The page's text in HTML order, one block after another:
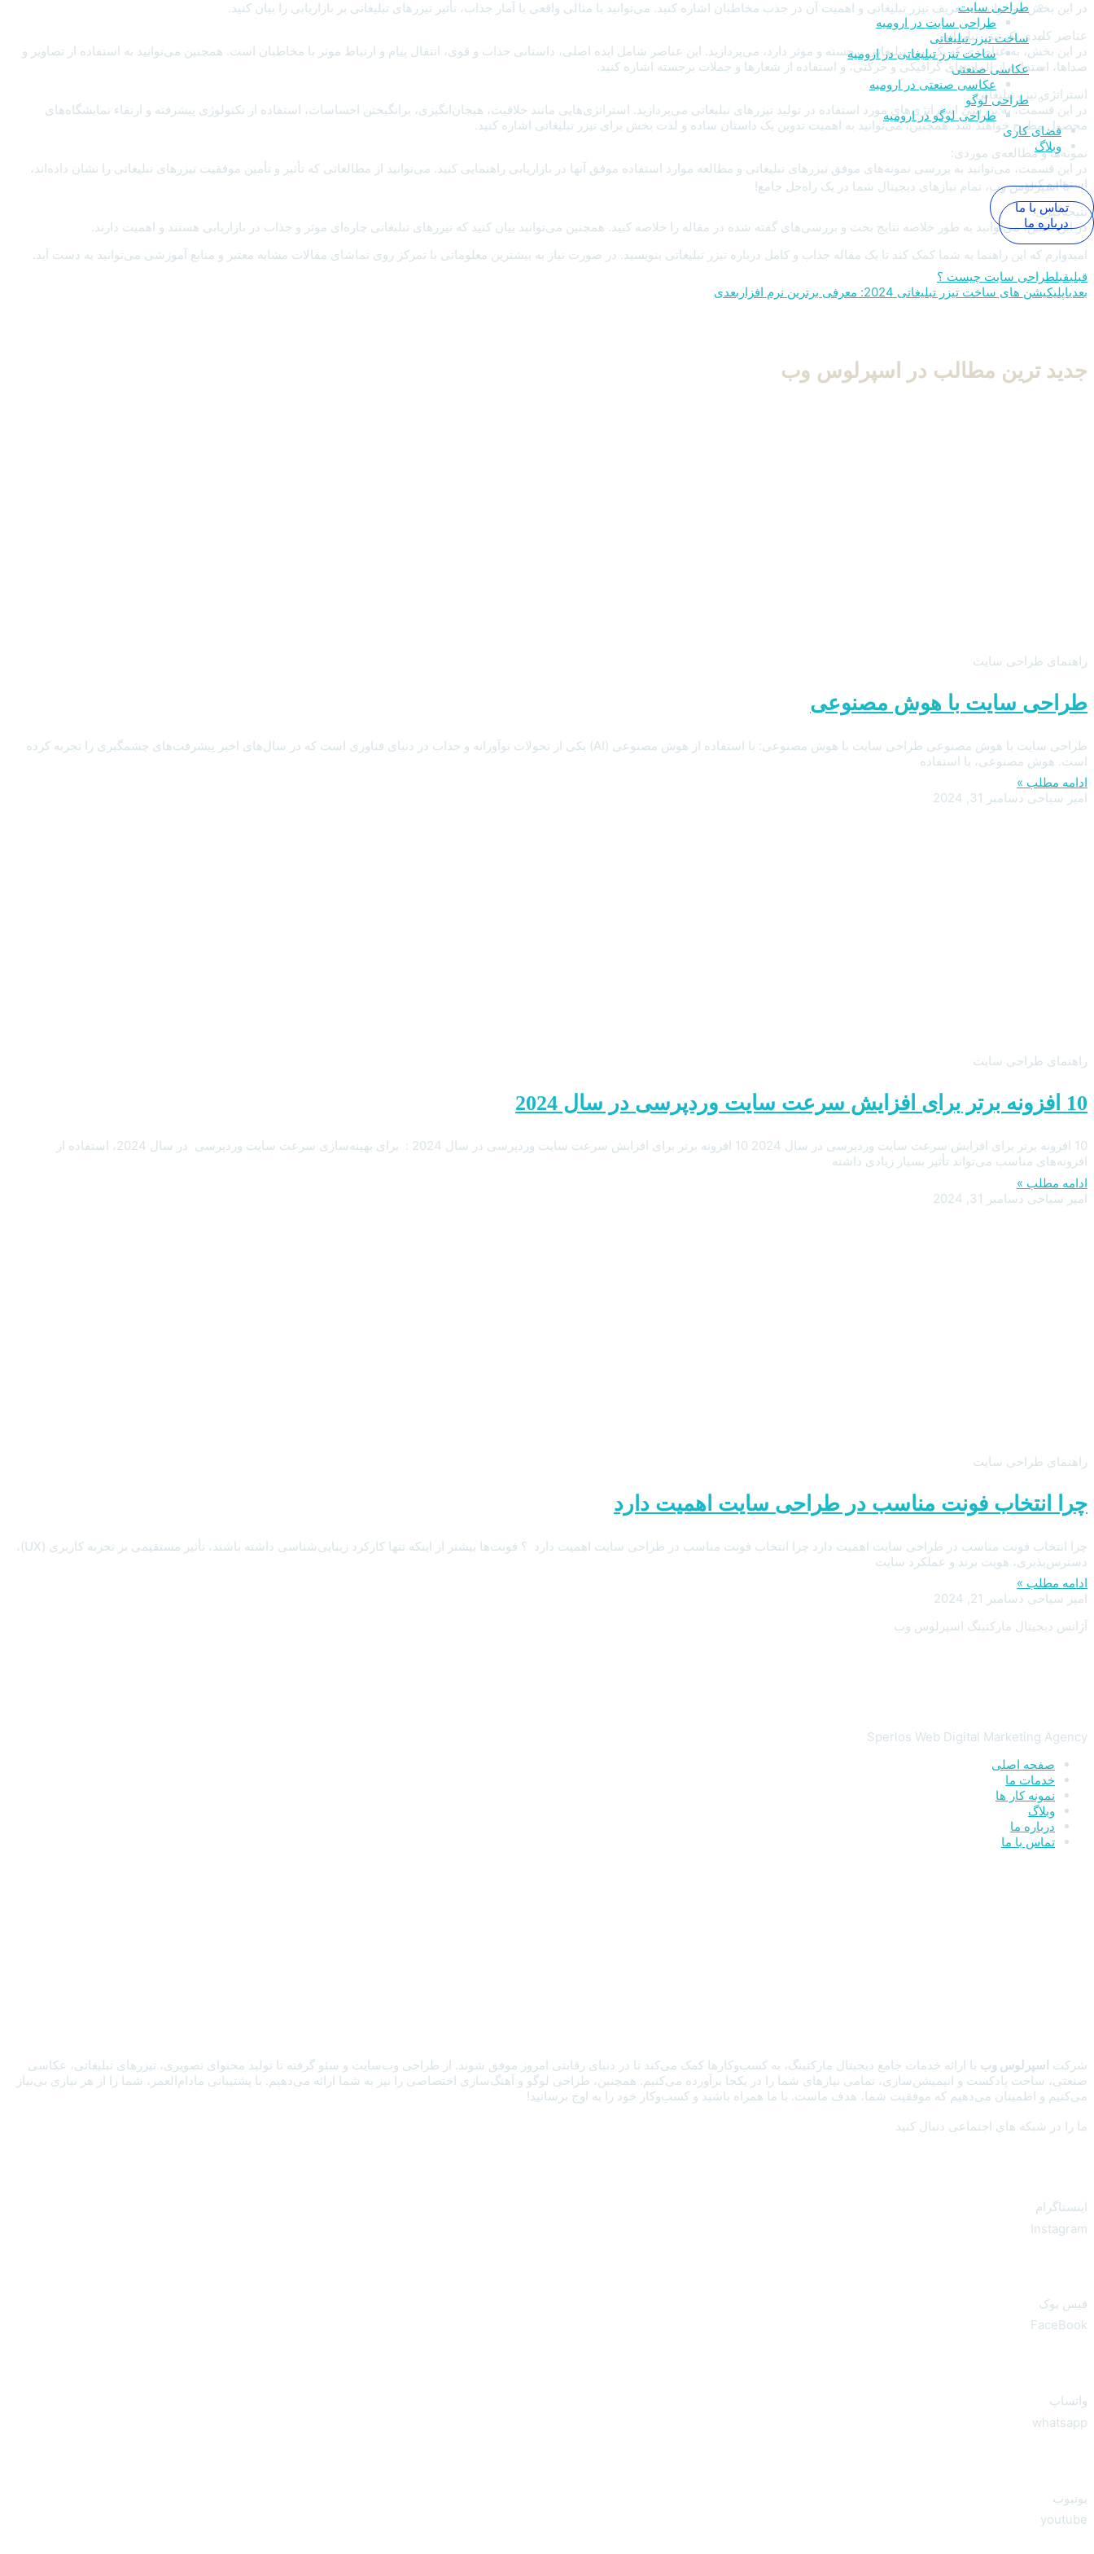
طراحی سایت
طراحی سایت در ارومیه
ساخت تیزر تبلیغاتی
ساخت تیزر تبلیغاتی در ارومیه
عکاسی صنعتی
عکاسی صنعتی در ارومیه
طراحی لوگو
طراحی لوگو در ارومیه
فضای کاری
وبلاگ
با اسپرلوس وب، تمام نیازهای دیجیتال شما در یک راه‌حل جامع!
تماس با ما
درباره ما
در این بخش می‌توانید به تعریف تیزر تبلیغاتی و اهمیت آن در جذب مخاطبان اشاره کنید. می‌توانید با مثالی واقعی یا آمار جذاب، تأثیر تیزرهای تبلیغاتی بر بازاریابی را بیان کنید.
عناصر کلیدی یک تیزر تبلیغاتی:
در این بخش، به عناصری که یک تیزر تبلیغاتی برجسته و موثر دارد، می‌پردازید. این عناصر شامل ایده اصلی، داستانی جذاب و قوی، انتقال پیام و ارتباط موثر با مخاطبان است. همچنین می‌توانید به استفاده از تصاویر و
صداها، استفاده از المان‌های گرافیکی و حرکتی، و استفاده از شعارها و جملات برجسته اشاره کنید.
استراتژی تیزر تبلیغاتی:
در این قسمت، به بررسی استراتژی‌های مورد استفاده در تولید تیزرهای تبلیغاتی می‌پردازید. استراتژی‌هایی مانند خلاقیت، هیجان‌انگیزی، برانگیختن احساسات، استفاده از تکنولوژی پیشرفته و ارتقاء نمایشگاه‌های
محصول مطرح خواهند شد. همچنین، می‌توانید به اهمیت تدوین یک داستان ساده و لذت بخش برای تیزر تبلیغاتی اشاره کنید.
نمونه‌ها و مطالعه‌ی موردی:
در این قسمت، می‌توانید به بررسی نمونه‌های موفق تیزرهای تبلیغاتی و مطالعه موارد استفاده موفق آنها در بازاریابی راهنمایی کنید. می‌توانید از مطالعاتی که تأثیر و تأمین موفقیت تیزرهای تبلیغاتی را نشان داده‌اند،
استفاده کنید.
نتیجه‌گیری:
در این بخش، می‌توانید به طور خلاصه نتایج بحث و بررسی‌های گفته شده در مقاله را خلاصه کنید. همچنین می‌توانید بیان کنید که تیزرهای تبلیغاتی چاره‌ای موثر و جذاب در بازاریابی هستند و اهمیت دارند.
امیدوارم که این راهنما به شما کمک کند تا یک مقاله جذاب و کامل درباره تیزر تبلیغاتی بنویسید. در صورت نیاز به بیشترین معلوماتی با تمرکز روی تماشای مقالات مشابه معتبر و منابع آموزشی می‌توانید به دست آید.
قبلیقبلطراحی سایت چیست ؟
بعدیاپلیکیشن های ساخت تیزر تبلیغاتی 2024: معرفی برترین نرم افزار بعدی
جدید ترین مطالب در اسپرلوس وب
راهنمای طراحی سایت
طراحی سایت با هوش مصنوعی
طراحی سایت با هوش مصنوعی طراحی سایت با هوش مصنوعی: با استفاده از هوش مصنوعی (AI) یکی از تحولات نوآورانه و جذاب در دنیای فناوری است که در سال‌های اخیر پیشرفت‌های چشمگیری را تجربه کرده
است. هوش مصنوعی، با استفاده
ادامه مطلب »
امیر سیاحی دسامبر 31, 2024
راهنمای طراحی سایت
10 افزونه برتر برای افزایش سرعت سایت وردپرسی در سال 2024
10 افزونه برتر برای افزایش سرعت سایت وردپرسی در سال 2024 10 افزونه برتر برای افزایش سرعت سایت وردپرسی در سال 2024 : برای بهینه‌سازی سرعت سایت وردپرسی در سال 2024، استفاده از
افزونه‌های مناسب می‌تواند تأثیر بسیار زیادی داشته
ادامه مطلب »
امیر سیاحی دسامبر 31, 2024
راهنمای طراحی سایت
چرا انتخاب فونت مناسب در طراحی سایت اهمیت دارد
چرا انتخاب فونت مناسب در طراحی سایت اهمیت دارد چرا انتخاب فونت مناسب در طراحی سایت اهمیت دارد ؟ فونت‌ها بیشتر از اینکه تنها کارکرد زیبایی‌شناسی داشته باشند، تأثیر مستقیمی بر تجربه کاربری (UX)،
دسترس‌پذیری، هویت برند و عملکرد سایت
ادامه مطلب »
امیر سیاحی دسامبر 21, 2024
آژانس دیجیتال مارکتینگ اسپرلوس وب
Sperlos Web Digital Marketing Agency
صفحه اصلی
خدمات ما
نمونه کار ها
وبلاگ
درباره ما
تماس با ما
شرکت اسپرلوس وب با ارائه خدمات جامع دیجیتال مارکتینگ، به کسب‌وکارها کمک می‌کند تا در دنیای رقابتی امروز موفق شوند. از طراحی وب‌سایت و سئو گرفته تا تولید محتوای تصویری، تیزرهای تبلیغاتی، عکاسی
صنعتی، ساخت پادکست و انیمیشن‌سازی، تمامی نیازهای شما را در یکجا برآورده می‌کنیم. همچنین، طراحی لوگو و آهنگ‌سازی اختصاصی را نیز به شما ارائه می‌دهیم. با پشتیبانی مادام‌العمر، شما را از هر نیازی بی‌نیاز
می‌کنیم و اطمینان می‌دهیم که موفقیت شما، هدف ماست. با ما همراه باشید و کسب‌وکار خود را به اوج برسانید!
ما را در شبکه های اجتماعی دنبال کنید
اینستاگرام
Instagram
فیس بوک
FaceBook
واتساپ
whatsapp
یوتیوب
youtube